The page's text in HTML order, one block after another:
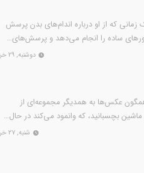
که از او درباره اندام‌های بدن پرسش
ساده را انجام می‌دهد و پرسش‌های…
دوشنبه, ۲۹ خرداد
عکس‌ها به همدیگر مجموعه‌ای از
بچسبانید، که وانمود می‌کند در حال…
شنبه, ۲۷ خرداد